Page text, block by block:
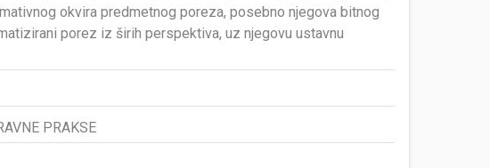
okvira predmetnog poreza, posebno njegova bitnog
porez iz širih perspektiva, uz njegovu ustavnu
PRAKSE